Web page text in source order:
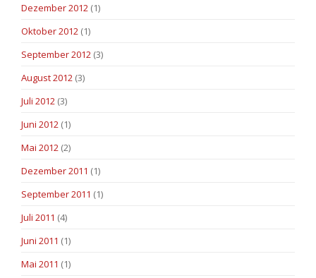
Dezember 2012 (1)
Oktober 2012 (1)
September 2012 (3)
August 2012 (3)
Juli 2012 (3)
Juni 2012 (1)
Mai 2012 (2)
Dezember 2011 (1)
September 2011 (1)
Juli 2011 (4)
Juni 2011 (1)
Mai 2011 (1)